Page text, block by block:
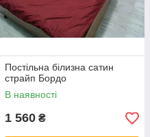
Постільна білизна сатин
страйп Бордо
В наявності
1 560 ₴